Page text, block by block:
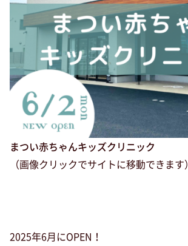
まつい赤ちゃんキッズクリニック
（画像クリックでサイトに移動できます）
2025年6月にOPEN！